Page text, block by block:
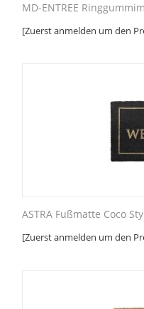
MD-ENTREE
[Zuerst anmelden um den
ASTRA Fußmatte Coco
[Zuerst anmelden um den